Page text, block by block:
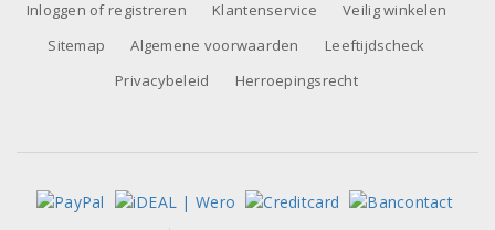
Inloggen of registreren Klantenservice
Veilig winkelen
Sitemap
Algemene voorwaarden
Leeftijdscheck
Privacybeleid
Herroepingsrecht